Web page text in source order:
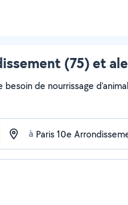
(75) et
de nourrissage
à